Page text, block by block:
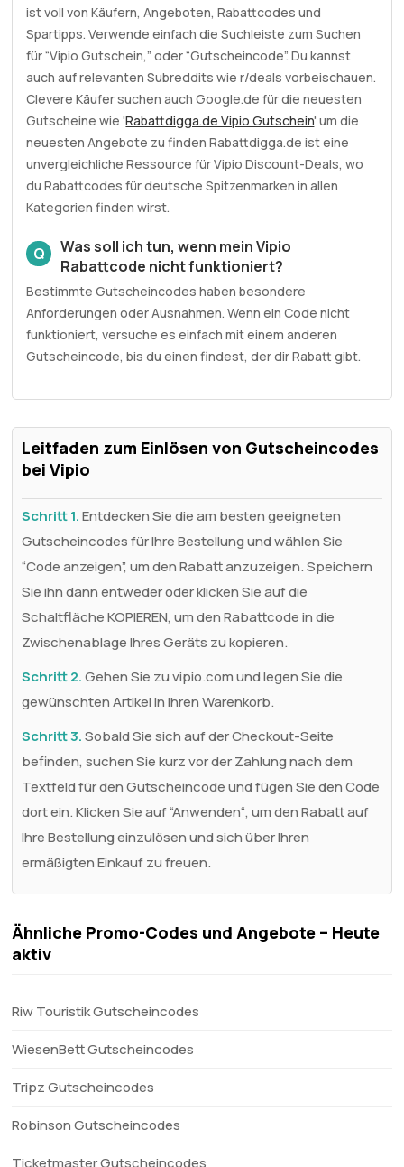
ist voll von Käufern, Angeboten, Rabattcodes und
Spartipps. Verwende einfach die Suchleiste zum Suchen
für “Vipio Gutschein,” oder “Gutscheincode”. Du kannst
auch auf relevanten Subreddits wie r/deals vorbeischauen.
Clevere Käufer suchen auch Google.de für die neuesten
Gutscheine wie 'Rabattdigga.de Vipio Gutschein' um die
neuesten Angebote zu finden Rabattdigga.de ist eine
unvergleichliche Ressource für Vipio Discount-Deals, wo
du Rabattcodes für deutsche Spitzenmarken in allen
Kategorien finden wirst.
Q
Was soll ich tun, wenn mein Vipio
Rabattcode nicht funktioniert?
Bestimmte Gutscheincodes haben besondere
Anforderungen oder Ausnahmen. Wenn ein Code nicht
funktioniert, versuche es einfach mit einem anderen
Gutscheincode, bis du einen findest, der dir Rabatt gibt.
Leitfaden zum Einlösen von Gutscheincodes
bei Vipio
Schritt 1.Entdecken Sie die am besten geeigneten
Gutscheincodes für Ihre Bestellung und wählen Sie
“Code anzeigen”, um den Rabatt anzuzeigen. Speichern
Sie ihn dann entweder oder klicken Sie auf die
Schaltfläche KOPIEREN, um den Rabattcode in die
Zwischenablage Ihres Geräts zu kopieren.
Schritt 2.Gehen Sie zu vipio.com und legen Sie die
gewünschten Artikel in Ihren Warenkorb.
Schritt 3.Sobald Sie sich auf der Checkout-Seite
befinden, suchen Sie kurz vor der Zahlung nach dem
Textfeld für den Gutscheincode und fügen Sie den Code
dort ein. Klicken Sie auf “Anwenden“, um den Rabatt auf
Ihre Bestellung einzulösen und sich über Ihren
ermäßigten Einkauf zu freuen.
Ähnliche Promo-Codes und Angebote – Heute
aktiv
Riw Touristik Gutscheincodes
WiesenBett Gutscheincodes
Tripz Gutscheincodes
Robinson Gutscheincodes
Ticketmaster Gutscheincodes